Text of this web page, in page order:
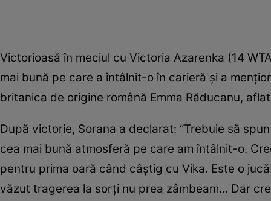
Victorioasă în meciul cu Victoria Azarenka (14
mai bună pe care a întâlnit-o în carieră şi a
britanica de origine română Emma Răducanu,
După victorie, Sorana a declarat: “Trebuie să
cea mai bună atmosferă pe care am întâlnit-o.
pentru prima oară când câştig cu Vika. Este o
văzut tragerea la sorţi nu prea zâmbeam... Dar